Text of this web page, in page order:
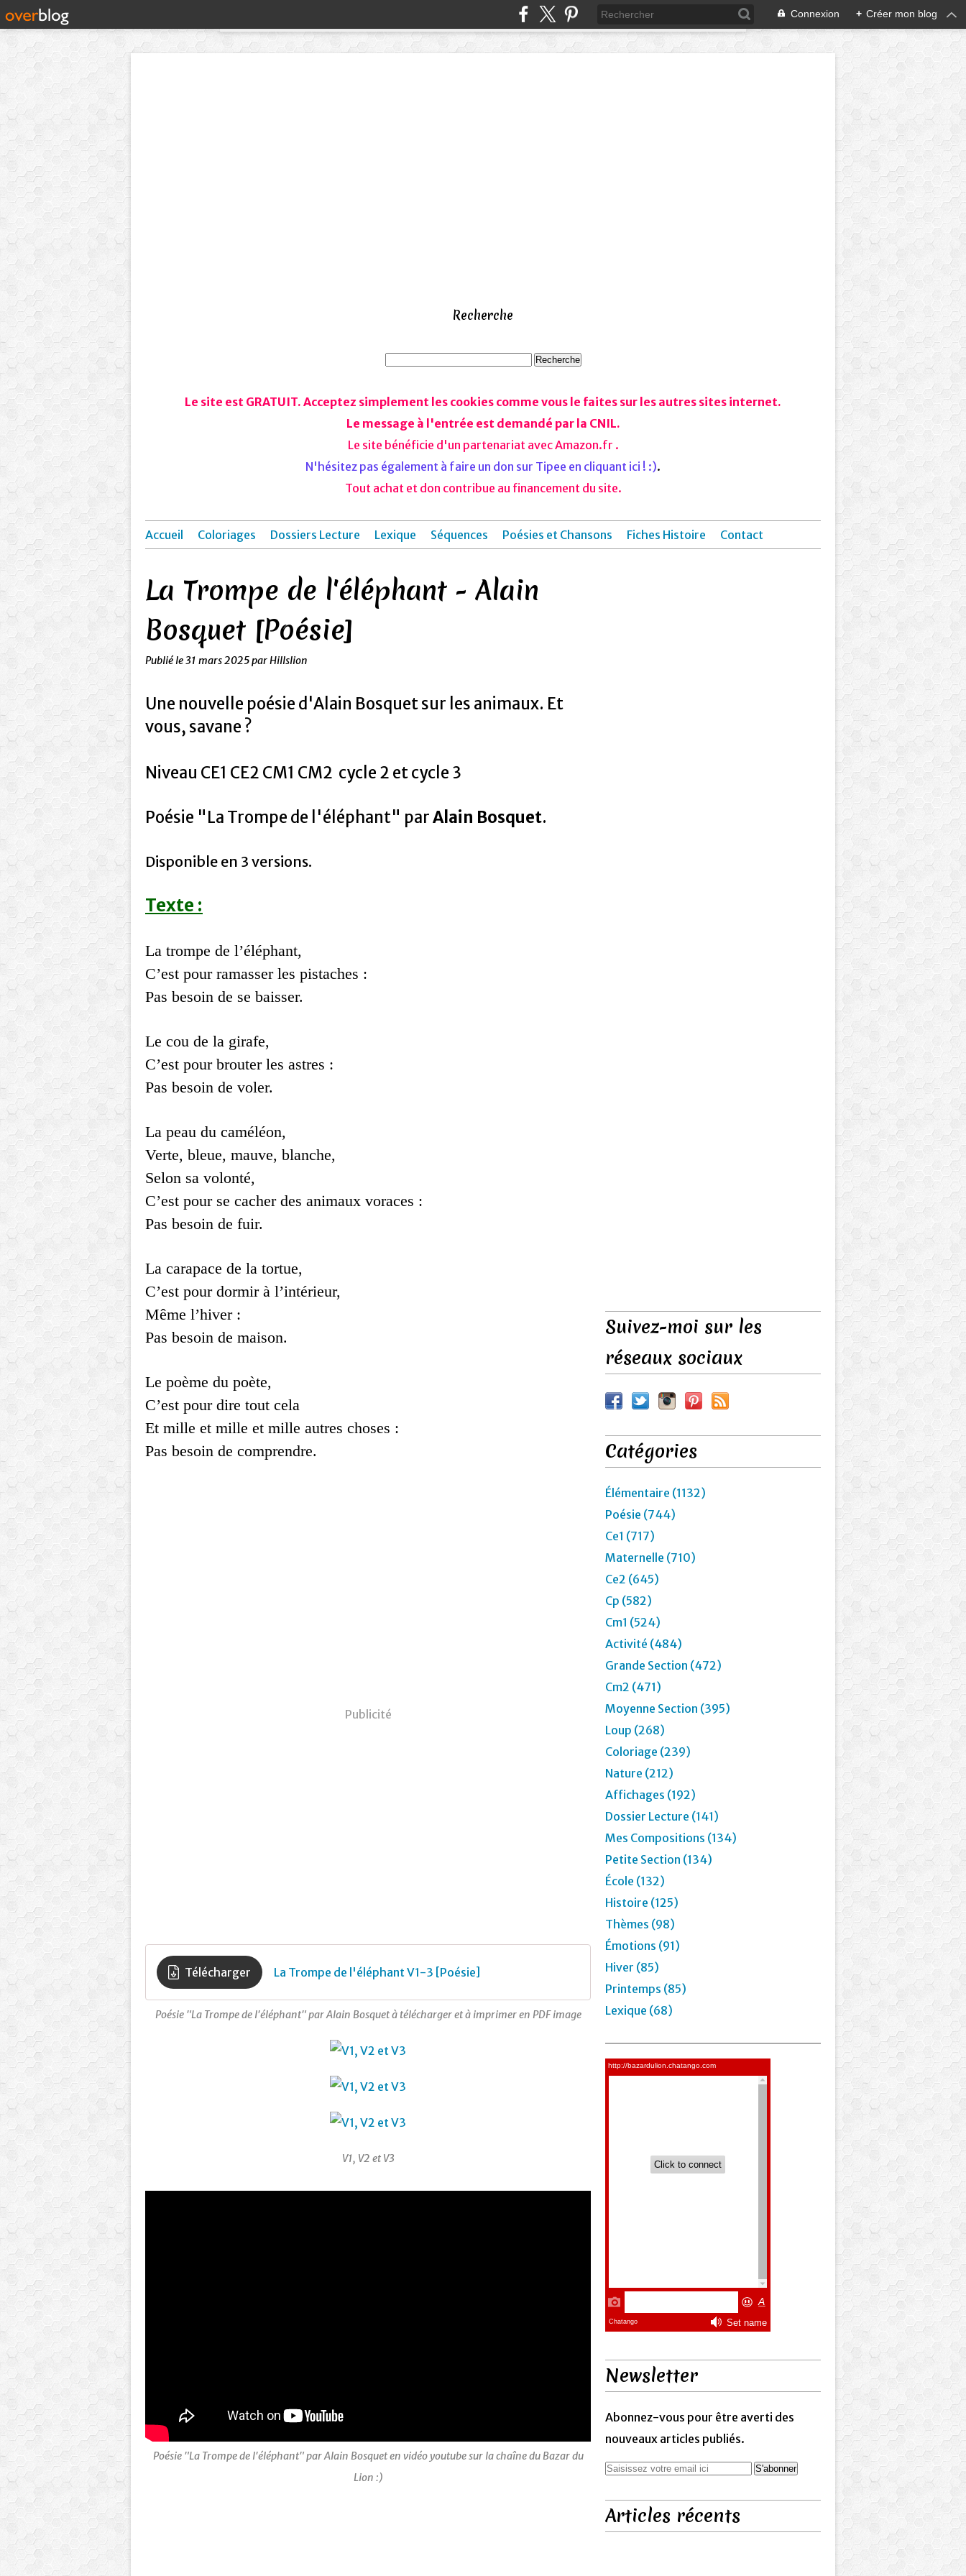
Connexion + Créer mon blog
Recherche
Le site est GRATUIT. Acceptez simplement les cookies comme vous le faites sur les autres sites internet.
Le message à l'entrée est demandé par la CNIL.
Le site bénéficie d'un partenariat avec Amazon.fr .
N'hésitez pas également à faire un don sur Tipee en cliquant ici ! :).
Tout achat et don contribue au financement du site.
Accueil Coloriages Dossiers Lecture Lexique Séquences Poésies et Chansons Fiches Histoire Contact
La Trompe de l'éléphant - Alain
Bosquet [Poésie]
Publié le31 mars 2025par Hillslion
Une nouvelle poésie d'Alain Bosquet sur les animaux. Et
vous, savane ?
Niveau CE1 CE2 CM1 CM2 cycle 2 et cycle 3
Poésie "La Trompe de l'éléphant" parAlain Bosquet.
Disponible en 3 versions.
Texte :
La trompe de l’éléphant,
C’est pour ramasser les pistaches :
Pas besoin de se baisser.
Le cou de la girafe,
C’est pour brouter les astres :
Pas besoin de voler.
La peau du caméléon,
Verte, bleue, mauve, blanche,
Selon sa volonté,
C’est pour se cacher des animaux voraces :
Pas besoin de fuir.
La carapace de la tortue,
C’est pour dormir à l’intérieur,
Même l’hiver :
Pas besoin de maison.
Le poème du poète,
C’est pour dire tout cela
Et mille et mille et mille autres choses :
Pas besoin de comprendre.
Publicité
Télécharger La Trompe de l'éléphant V1-3 [Poésie]
Poésie "La Trompe de l'éléphant" par Alain Bosquet à télécharger et à imprimer en PDF image
V1, V2 et V3
Poésie "La Trompe de l'éléphant" par Alain Bosquet en vidéo youtube sur la chaîne du Bazar du
Lion :)
Suivez-moi sur les
réseaux sociaux
Catégories
Élémentaire (1132)
Poésie (744)
Ce1 (717)
Maternelle (710)
Ce2 (645)
Cp (582)
Cm1 (524)
Activité (484)
Grande Section (472)
Cm2 (471)
Moyenne Section (395)
Loup (268)
Coloriage (239)
Nature (212)
Affichages (192)
Dossier Lecture (141)
Mes Compositions (134)
Petite Section (134)
École (132)
Histoire (125)
Thèmes (98)
Émotions (91)
Hiver (85)
Printemps (85)
Lexique (68)
Newsletter
Abonnez-vous pour être averti des
nouveaux articles publiés.
Articles récents